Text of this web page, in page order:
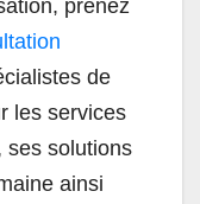
prenez
de
les services
ses solutions
ainsi